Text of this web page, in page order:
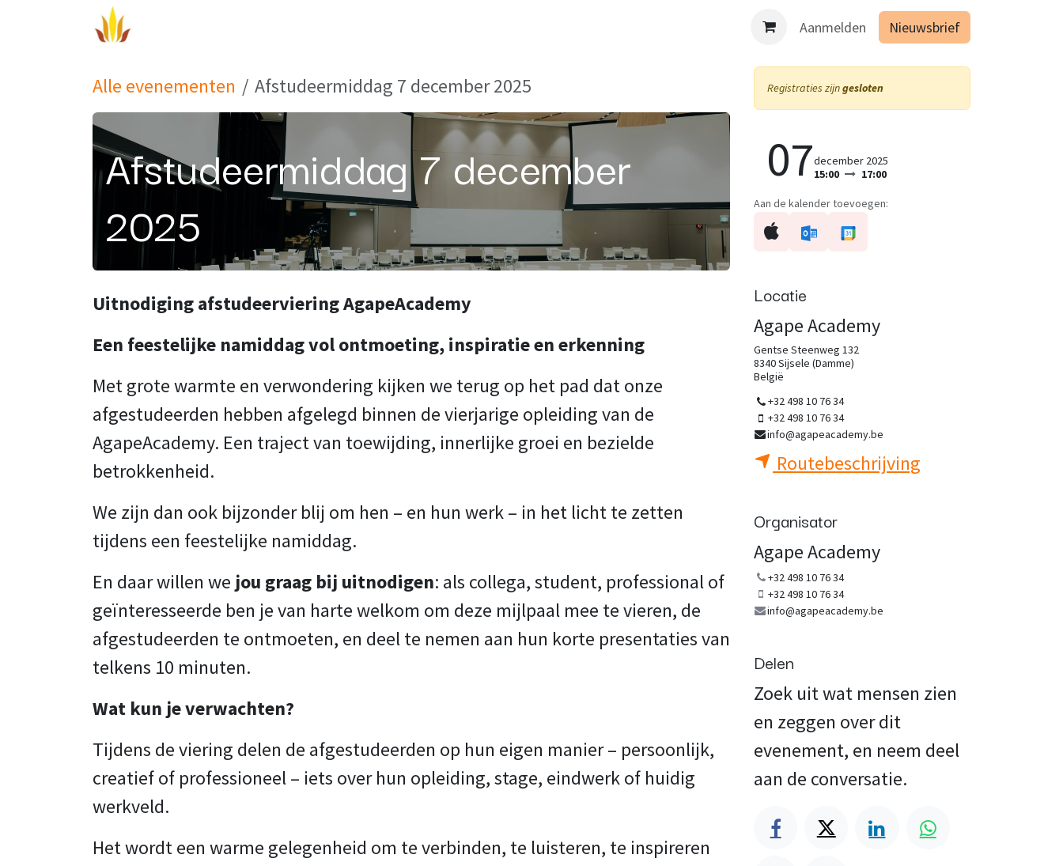
Overslaan naar inhoud
Specialisaties binnen de opleiding Geïntegreerd lichaamsgericht
Aanmelden Nieuwsbrief
Alle evenementen Afstudeermiddag 7 december 2025
Afstudeermiddag 7 december
2025
Uitnodiging afstudeerviering AgapeAcademy
Een feestelijke namiddag vol ontmoeting, inspiratie en erkenning
Met grote warmte en verwondering kijken we terug op het pad dat onze
afgestudeerden hebben afgelegd binnen de vierjarige opleiding van de
AgapeAcademy. Een traject van toewijding, innerlijke groei en bezielde
betrokkenheid.
We zijn dan ook bijzonder blij om hen – en hun werk – in het licht te zetten
tijdens een feestelijke namiddag.
En daar willen we jou graag bij uitnodigen: als collega, student, professional of
geïnteresseerde ben je van harte welkom om deze mijlpaal mee te vieren, de
afgestudeerden te ontmoeten, en deel te nemen aan hun korte presentaties van
telkens 10 minuten.
Wat kun je verwachten?
Tijdens de viering delen de afgestudeerden op hun eigen manier – persoonlijk,
creatief of professioneel – iets over hun opleiding, stage, eindwerk of huidig
werkveld.
Het wordt een warme gelegenheid om te verbinden, te luisteren, te inspireren
Registraties zijngesloten
07december 2025
15:00
17:00
Aan de kalender toevoegen:
Locatie
Agape Academy
Gentse Steenweg 132
8340 Sijsele (Damme)
België
+32 498 10 76 34
+32 498 10 76 34
info@agapeacademy.be
Routebeschrijving
Organisator
Agape Academy
+32 498 10 76 34
+32 498 10 76 34
info@agapeacademy.be
Delen
Zoek uit wat mensen zien
en zeggen over dit
evenement, en neem deel
aan de conversatie.